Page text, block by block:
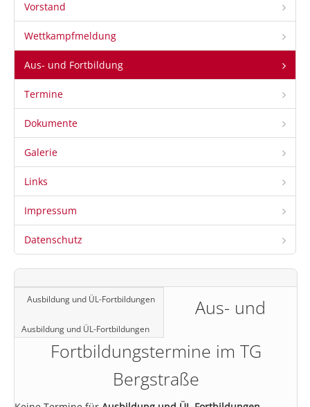
Vorstand
Wettkampfmeldung
Aus- und Fortbildung
Termine
Dokumente
Galerie
Links
Impressum
Datenschutz
Ausbildung und ÜL-Fortbildungen
Ausbildung und ÜL-Fortbildungen
Aus- und
Fortbildungstermine im TG
Bergstraße